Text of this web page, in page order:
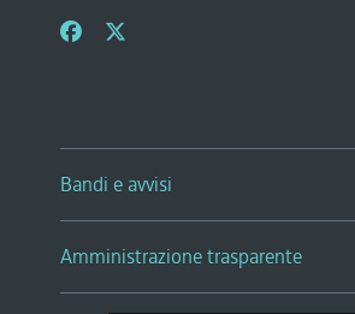
Bandi e avvisi
Amministrazione trasparente